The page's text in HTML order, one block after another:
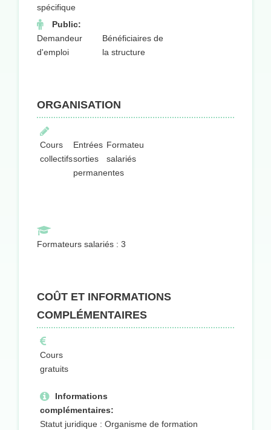
spécifique
Public:
Demandeur
d'emploi
Bénéficiaires de
la structure
ORGANISATION
Cours
collectifs
Entrées
sorties
permanentes
Formateurs
salariés
Formateurs salariés : 3
COÛT ET INFORMATIONS
COMPLÉMENTAIRES
Cours
gratuits
Informations
complémentaires:
Statut juridique : Organisme de formation